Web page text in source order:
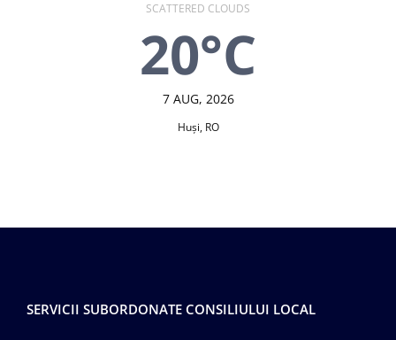
SCATTERED CLOUDS
20°C
7 AUG, 2026
Huşi, RO
SERVICII SUBORDONATE CONSILIULUI LOCAL